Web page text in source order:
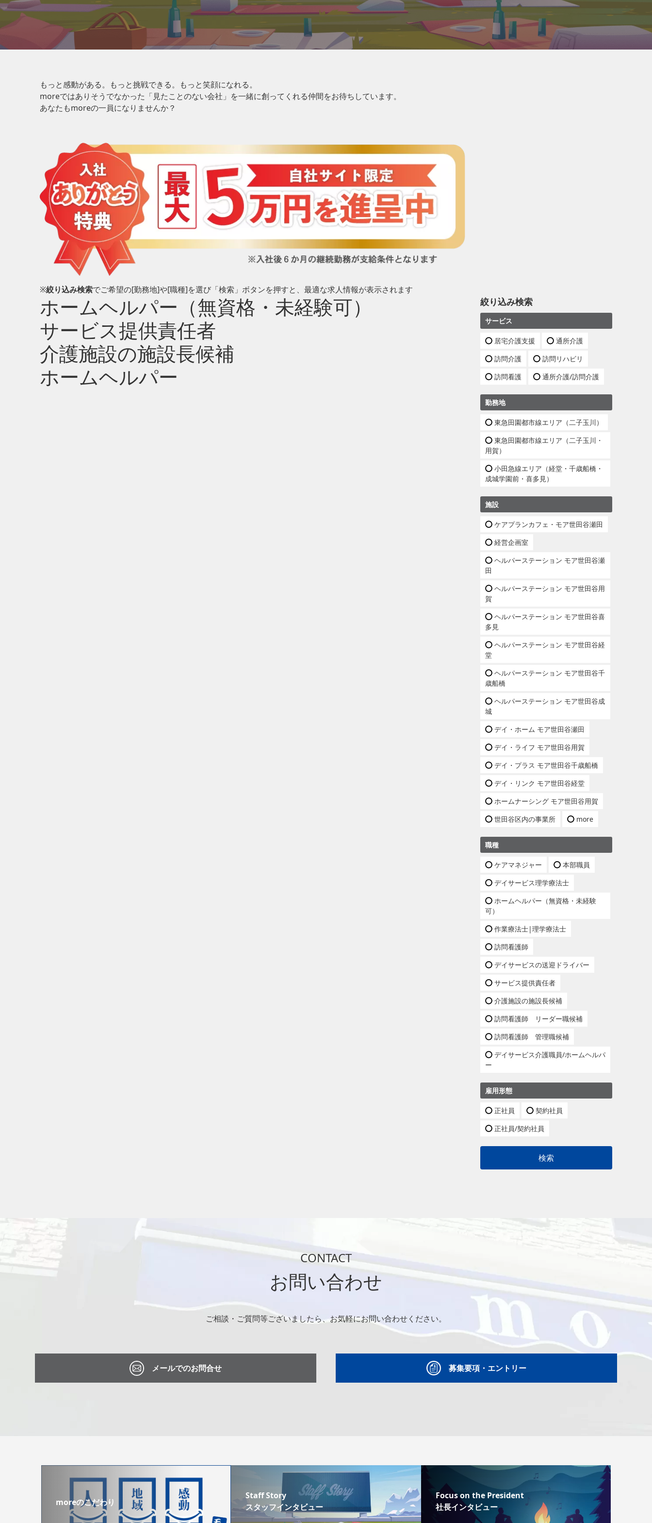
もっと感動がある。もっと挑戦できる。もっと笑顔になれる。
moreではありそうでなかった「見たことのない会社」を一緒に創ってくれる仲間をお待ちしています。
あなたもmoreの一員になりませんか？
※絞り込み検索でご希望の[勤務地]や[職種]を選び「検索」ボタンを押すと、最適な求人情報が表示されます
絞り込み検索
サービス
居宅介護支援
通所介護
訪問介護
訪問リハビリ
訪問看護
通所介護/訪問介護
勤務地
東急田園都市線エリア（二子玉川）
東急田園都市線エリア（二子玉川・
用賀）
小田急線エリア（経堂・千歳船橋・
成城学園前・喜多見）
施設
ケアプランカフェ・モア世田谷瀬田
経営企画室
ヘルパーステーション モア世田谷瀬
田
ヘルパーステーション モア世田谷用
賀
ヘルパーステーション モア世田谷喜
多見
ヘルパーステーション モア世田谷経
堂
ヘルパーステーション モア世田谷千
歳船橋
ヘルパーステーション モア世田谷成
城
デイ・ホーム モア世田谷瀬田
デイ・ライフ モア世田谷用賀
デイ・プラス モア世田谷千歳船橋
デイ・リンク モア世田谷経堂
ホームナーシング モア世田谷用賀
世田谷区内の事業所
more
職種
ケアマネジャー
本部職員
デイサービス理学療法士
ホームヘルパー（無資格・未経験
可）
作業療法士|理学療法士
訪問看護師
デイサービスの送迎ドライバー
サービス提供責任者
介護施設の施設長候補
訪問看護師 リーダー職候補
訪問看護師 管理職候補
デイサービス介護職員/ホームヘルパ
ー
雇用形態
正社員
契約社員
正社員/契約社員
検索
ホームヘルパー（無資格・未経験可）
サービス提供責任者
介護施設の施設長候補
ホームヘルパー
CONTACT
お問い合わせ
ご相談・ご質問等ございましたら、お気軽にお問い合わせください。
メールでのお問合せ 募集要項・エントリー
moreのこだわり
Staff Story
スタッフインタビュー
Focus on the President
社長インタビュー